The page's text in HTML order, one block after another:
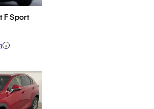
F Sport